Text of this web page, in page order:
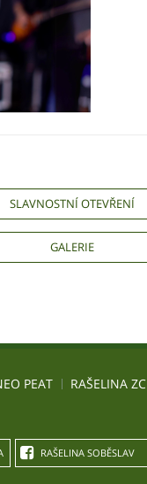
SLAVNOSTNÍ OTEVŘENÍ
GALERIE
PEAT RAŠELINA ZC
RAŠELINA SOBĚSLAV